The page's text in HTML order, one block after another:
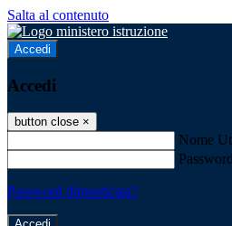
Salta al contenuto
Accedi
Accedi
button close ×
Nome
Password dimenticata?